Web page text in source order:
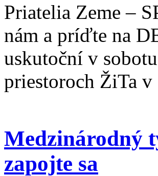
Priatelia Zeme –
nám a príďte na
uskutoční v
priestoroch ŽiTa
Medzinárodný
zapojte sa